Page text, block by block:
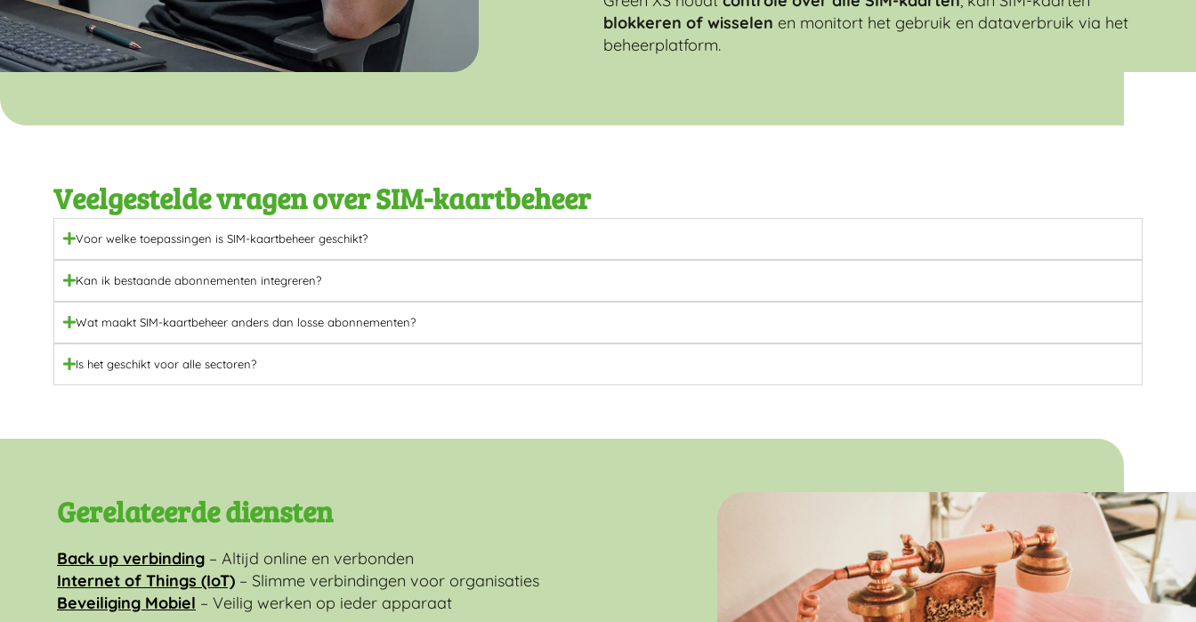
blokkeren of wisselen en monitort het gebruik en dataverbruik via het
beheerplatform.
Veelgestelde vragen over SIM-kaartbeheer
Voor welke toepassingen is SIM-kaartbeheer geschikt?
Kan ik bestaande abonnementen integreren?
Wat maakt SIM-kaartbeheer anders dan losse abonnementen?
Is het geschikt voor alle sectoren?
Gerelateerde diensten
Back up verbinding – Altijd online en verbonden
Internet of Things (IoT) – Slimme verbindingen voor organisaties
Beveiliging Mobiel – Veilig werken op ieder apparaat